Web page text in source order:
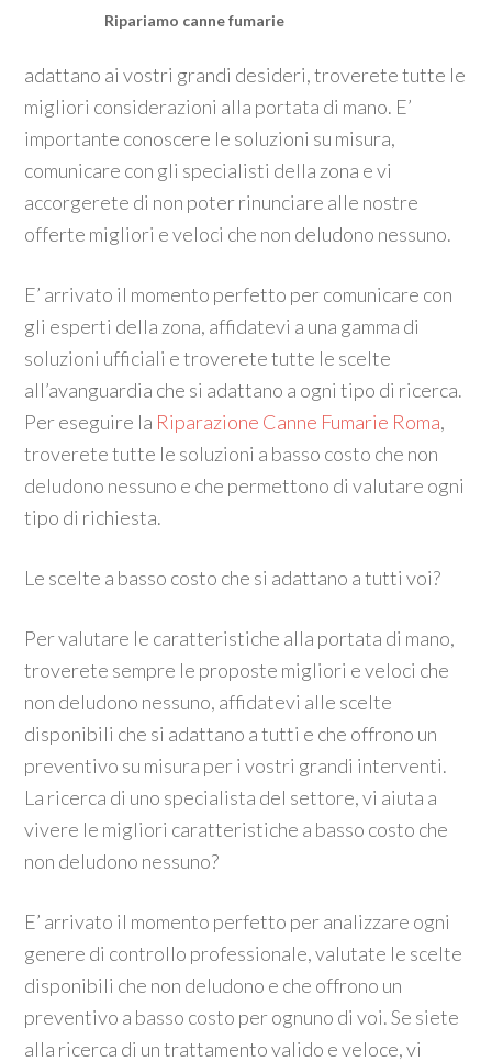
Ripariamo canne fumarie
adattano ai vostri grandi desideri, troverete tutte le
migliori considerazioni alla portata di mano. E’
importante conoscere le soluzioni su misura,
comunicare con gli specialisti della zona e vi
accorgerete di non poter rinunciare alle nostre
offerte migliori e veloci che non deludono nessuno.
E’ arrivato il momento perfetto per comunicare con
gli esperti della zona, affidatevi a una gamma di
soluzioni ufficiali e troverete tutte le scelte
all’avanguardia che si adattano a ogni tipo di ricerca.
Per eseguire la Riparazione Canne Fumarie Roma,
troverete tutte le soluzioni a basso costo che non
deludono nessuno e che permettono di valutare ogni
tipo di richiesta.
Le scelte a basso costo che si adattano a tutti voi?
Per valutare le caratteristiche alla portata di mano,
troverete sempre le proposte migliori e veloci che
non deludono nessuno, affidatevi alle scelte
disponibili che si adattano a tutti e che offrono un
preventivo su misura per i vostri grandi interventi.
La ricerca di uno specialista del settore, vi aiuta a
vivere le migliori caratteristiche a basso costo che
non deludono nessuno?
E’ arrivato il momento perfetto per analizzare ogni
genere di controllo professionale, valutate le scelte
disponibili che non deludono e che offrono un
preventivo a basso costo per ognuno di voi. Se siete
alla ricerca di un trattamento valido e veloce, vi